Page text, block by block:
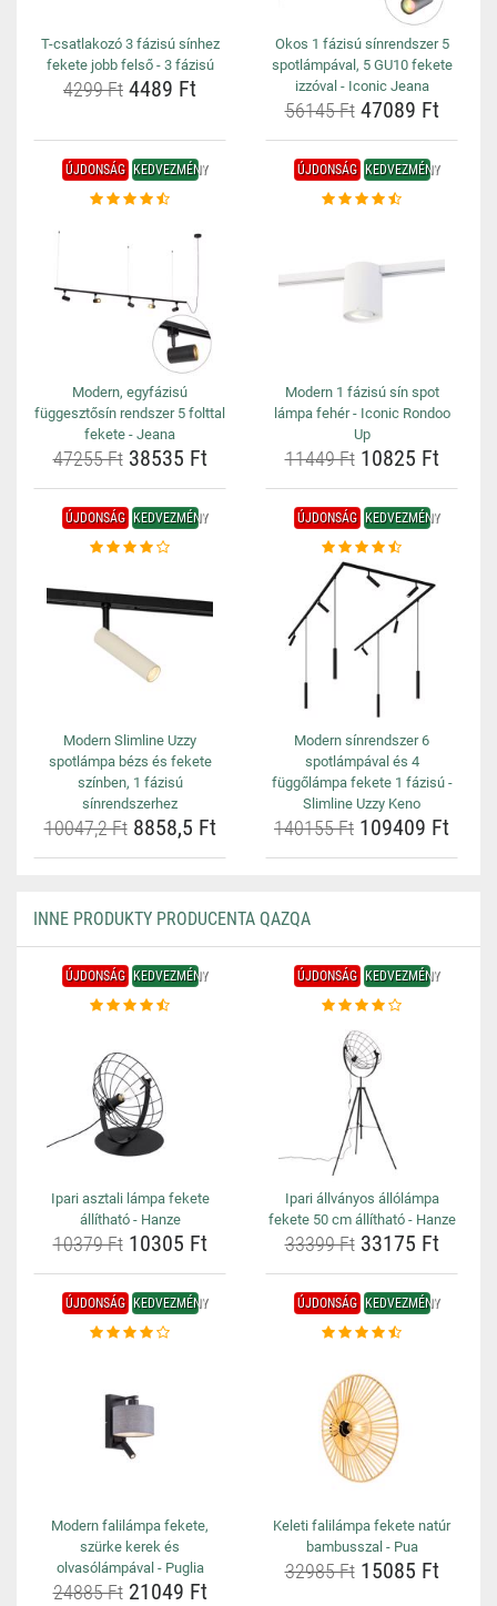
T-csatlakozó 3 fázisú sínhez
fekete jobb felső - 3 fázisú
4299 Ft 4489 Ft
Okos 1 fázisú sínrendszer 5
spotlámpával, 5 GU10 fekete
izzóval - Iconic Jeana
56145 Ft47089 Ft
ÚJDONSÁG KEDVEZMÉNY
Modern, egyfázisú
függesztősín rendszer 5 folttal
fekete - Jeana
47255 Ft38535 Ft
ÚJDONSÁG KEDVEZMÉNY
Modern 1 fázisú sín spot
lámpa fehér - Iconic Rondoo
Up
11449 Ft10825 Ft
ÚJDONSÁG KEDVEZMÉNY
Modern Slimline Uzzy
spotlámpa bézs és fekete
színben, 1 fázisú
sínrendszerhez
10047,2 Ft8858,5 Ft
ÚJDONSÁG KEDVEZMÉNY
Modern sínrendszer 6
spotlámpával és 4
függőlámpa fekete 1 fázisú -
Slimline Uzzy Keno
140155 Ft 109409 Ft
INNE PRODUKTY PRODUCENTA QAZQA
ÚJDONSÁG KEDVEZMÉNY
Ipari asztali lámpa fekete
állítható - Hanze
10379 Ft10305 Ft
ÚJDONSÁG KEDVEZMÉNY
Ipari állványos állólámpa
fekete 50 cm állítható - Hanze
33399 Ft33175 Ft
ÚJDONSÁG KEDVEZMÉNY
Modern falilámpa fekete,
szürke kerek és
olvasólámpával - Puglia
24885 Ft21049 Ft
ÚJDONSÁG KEDVEZMÉNY
Keleti falilámpa fekete natúr
bambusszal - Pua
32985 Ft15085 Ft